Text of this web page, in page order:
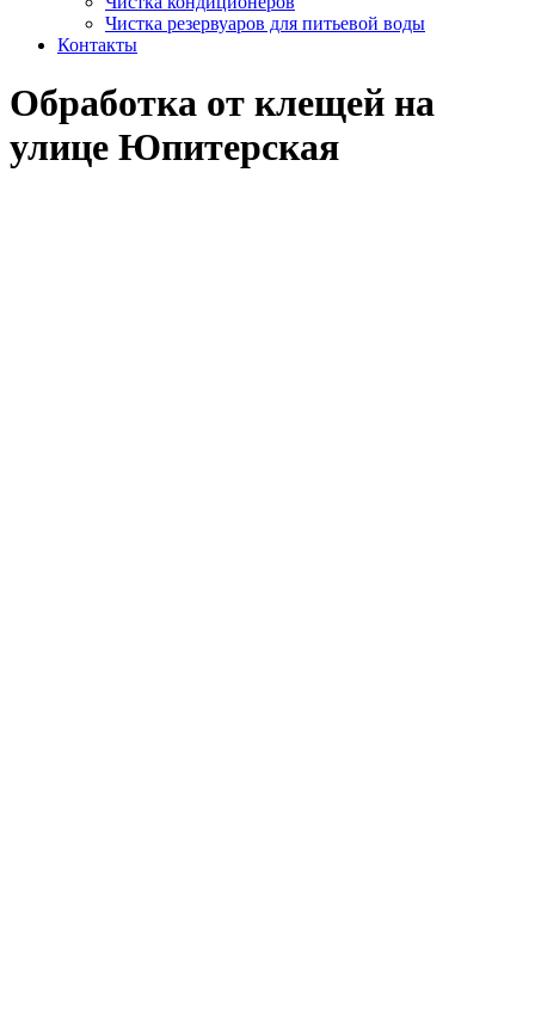
Чистка резервуаров для питьевой воды
Контакты
Обработка от клещей на
улице Юпитерская